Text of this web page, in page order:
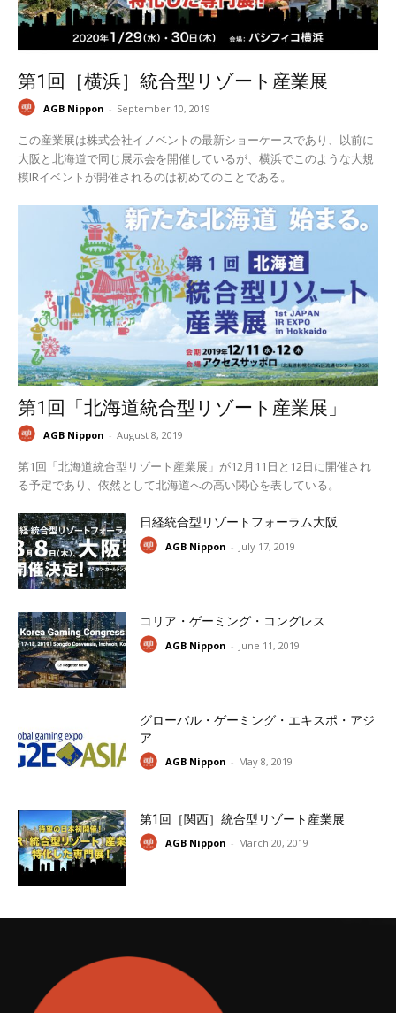
第1回［横浜］統合型リゾート産業展
AGB Nippon - September 10, 2019
この産業展は株式会社イノベントの最新ショーケースであり、以前に
大阪と北海道で同じ展示会を開催しているが、横浜でこのような大規
模IRイベントが開催されるのは初めてのことである。
第1回「北海道統合型リゾート産業展」
AGB Nippon - August 8, 2019
第1回「北海道統合型リゾート産業展」が12月11日と12日に開催され
る予定であり、依然として北海道への高い関心を表している。
日経統合型リゾートフォーラム大阪
AGB Nippon - July 17, 2019
コリア・ゲーミング・コングレス
AGB Nippon - June 11, 2019
グローバル・ゲーミング・エキスポ・アジ
ア
AGB Nippon - May 8, 2019
第1回［関西］統合型リゾート産業展
AGB Nippon - March 20, 2019